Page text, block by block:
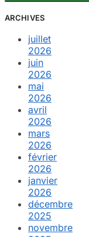
ARCHIVES
juillet
2026
juin
2026
mai
2026
avril
2026
mars
2026
février
2026
janvier
2026
décembre
2025
novembre